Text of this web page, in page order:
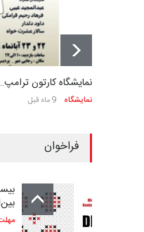
نمایشگاه کارتون
نمایشگاه 9 ماه قبل
فراخوان